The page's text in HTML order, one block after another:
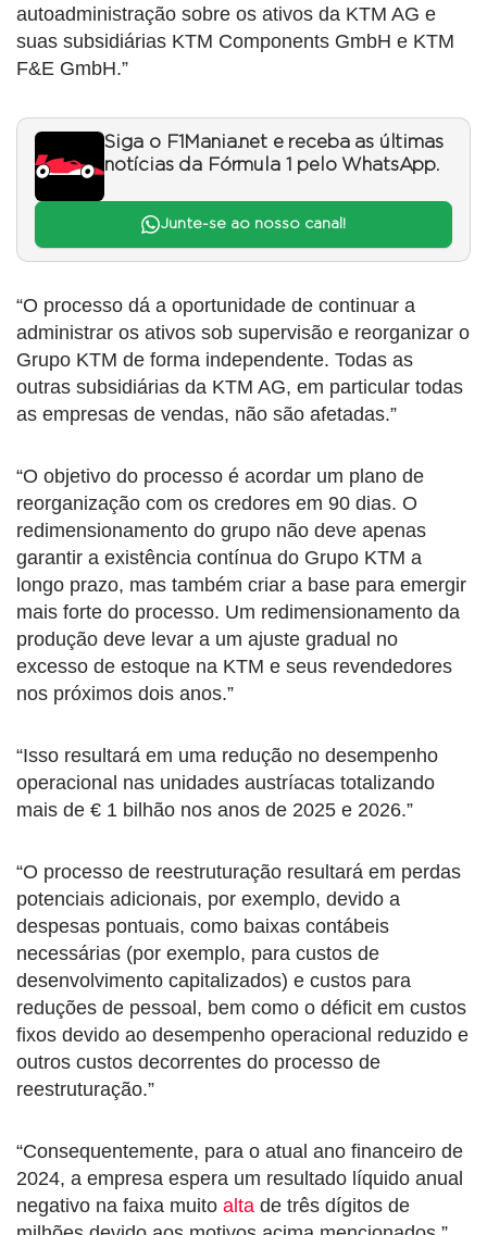
autoadministração sobre os ativos da KTM AG e
suas subsidiárias KTM Components GmbH e KTM
F&E GmbH.”
Siga o F1Mania.net e receba as últimas
notícias da Fórmula 1 pelo WhatsApp.
Junte-se ao nosso canal!
“O processo dá a oportunidade de continuar a
administrar os ativos sob supervisão e reorganizar o
Grupo KTM de forma independente. Todas as
outras subsidiárias da KTM AG, em particular todas
as empresas de vendas, não são afetadas.”
“O objetivo do processo é acordar um plano de
reorganização com os credores em 90 dias. O
redimensionamento do grupo não deve apenas
garantir a existência contínua do Grupo KTM a
longo prazo, mas também criar a base para emergir
mais forte do processo. Um redimensionamento da
produção deve levar a um ajuste gradual no
excesso de estoque na KTM e seus revendedores
nos próximos dois anos.”
“Isso resultará em uma redução no desempenho
operacional nas unidades austríacas totalizando
mais de € 1 bilhão nos anos de 2025 e 2026.”
“O processo de reestruturação resultará em perdas
potenciais adicionais, por exemplo, devido a
despesas pontuais, como baixas contábeis
necessárias (por exemplo, para custos de
desenvolvimento capitalizados) e custos para
reduções de pessoal, bem como o déficit em custos
fixos devido ao desempenho operacional reduzido e
outros custos decorrentes do processo de
reestruturação.”
“Consequentemente, para o atual ano financeiro de
2024, a empresa espera um resultado líquido anual
negativo na faixa muito alta de três dígitos de